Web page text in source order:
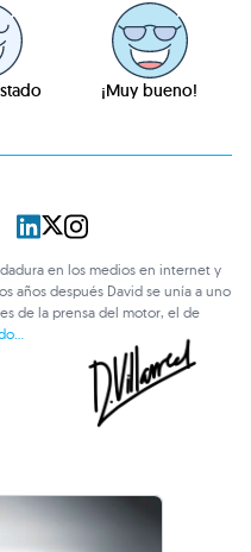
¡Muy bueno!
en los medios en internet y
años después David se unía a uno
de la prensa del motor, el de